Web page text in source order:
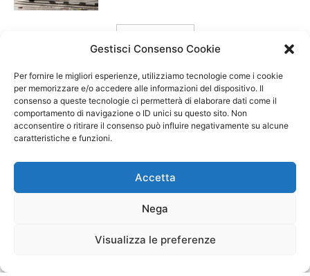
Gestisci Consenso Cookie
Per fornire le migliori esperienze, utilizziamo tecnologie come i cookie
per memorizzare e/o accedere alle informazioni del dispositivo. Il
consenso a queste tecnologie ci permetterà di elaborare dati come il
comportamento di navigazione o ID unici su questo sito. Non
acconsentire o ritirare il consenso può influire negativamente su alcune
caratteristiche e funzioni.
Accetta
Nega
Visualizza le preferenze